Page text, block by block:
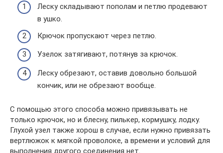
Леску складывают пополам и петлю продевают
в ушко.
Крючок пропускают через петлю.
Узелок затягивают, потянув за крючок.
Леску обрезают, оставив довольно большой
кончик, или не обрезают вообще.
С помощью этого способа можно привязывать не
только крючок, но и блесну, пилькер, кормушку, лодку.
Глухой узел также хорош в случае, если нужно привязать
вертлюжок к мягкой проволоке, а времени и условий для
выполнения другого соединения нет.